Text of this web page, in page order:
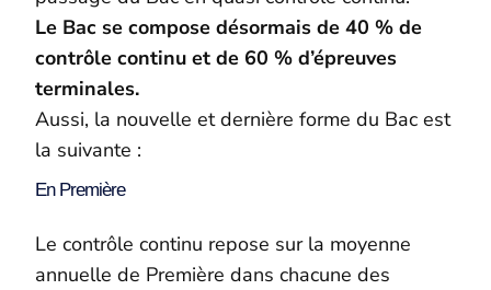
Le Bac se compose désormais de 40 % de
contrôle continu et de 60 % d’épreuves
terminales.
Aussi, la nouvelle et dernière forme du Bac est
la suivante :
En Première
Le contrôle continu repose sur la moyenne
annuelle de Première dans chacune des